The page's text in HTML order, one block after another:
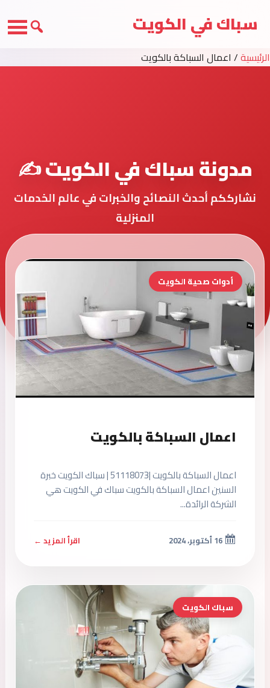
سباك في الكويت
الرئيسية/ اعمال السباكة بالكويت
مدونة سباك في الكويت ✍️
نشارككم أحدث النصائح والخبرات في عالم الخدمات
المنزلية
أدوات صحية الكويت
اعمال السباكة بالكويت
اعمال السباكة بالكويت |51118073 | سباك الكويت خبرة
السنين اعمال السباكة بالكويت سباك في الكويت هي
الشركة الرائدة...
اقرأ المزيد ←
سباك الكويت